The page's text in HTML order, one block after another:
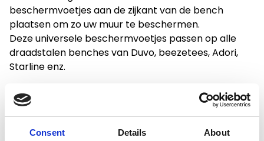
Consent Details About
beschermvoetjes aan de zijkant van de bench
plaatsen om zo uw muur te beschermen.
Deze universele beschermvoetjes passen op alle
draadstalen benches van Duvo, beezetees, Adori,
Starline enz.
Productspecificaties